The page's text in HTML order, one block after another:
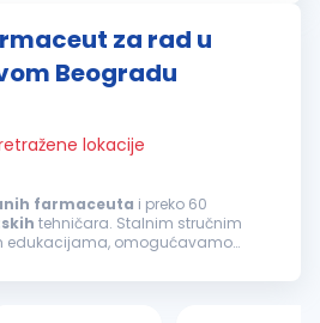
za rad u
Beogradu
lokacije
farmaceuta i preko 60
tehničara. Stalnim stručnim
edukacijama, omogućavamo
svojom stručnošću...